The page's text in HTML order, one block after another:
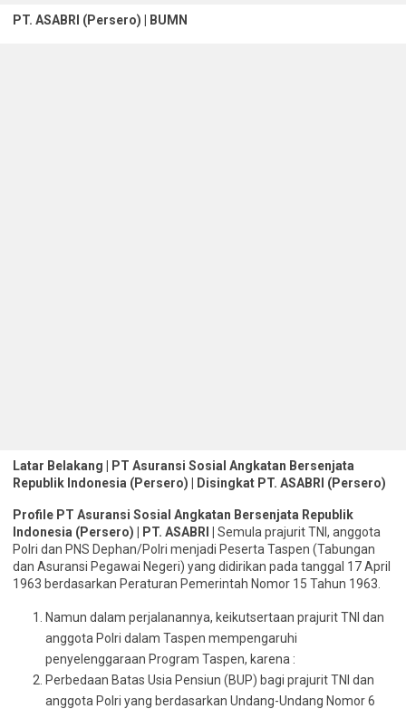
PT. ASABRI (Persero) | BUMN
Latar Belakang | PT Asuransi Sosial Angkatan Bersenjata
Republik Indonesia (Persero) | Disingkat PT. ASABRI (Persero)
Profile PT Asuransi Sosial Angkatan Bersenjata Republik
Indonesia (Persero) | PT. ASABRI |
Semula prajurit TNI, anggota
Polri dan PNS Dephan/Polri menjadi Peserta Taspen (Tabungan
dan Asuransi Pegawai Negeri) yang didirikan pada tanggal 17 April
1963 berdasarkan Peraturan Pemerintah Nomor 15 Tahun 1963.
Namun dalam perjalanannya, keikutsertaan prajurit TNI dan
anggota Polri dalam Taspen mempengaruhi
penyelenggaraan Program Taspen, karena :
Perbedaan Batas Usia Pensiun (BUP) bagi prajurit TNI dan
anggota Polri yang berdasarkan Undang-Undang Nomor 6